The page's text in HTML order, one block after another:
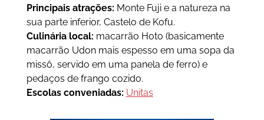
Principais atrações: Monte Fuji e a natureza na
sua parte inferior, Castelo de Kofu.
Culinária local: macarrão Hoto (basicamente
macarrão Udon mais espesso em uma sopa da
missô, servido em uma panela de ferro) e
pedaços de frango cozido.
Escolas conveniadas: Unitas